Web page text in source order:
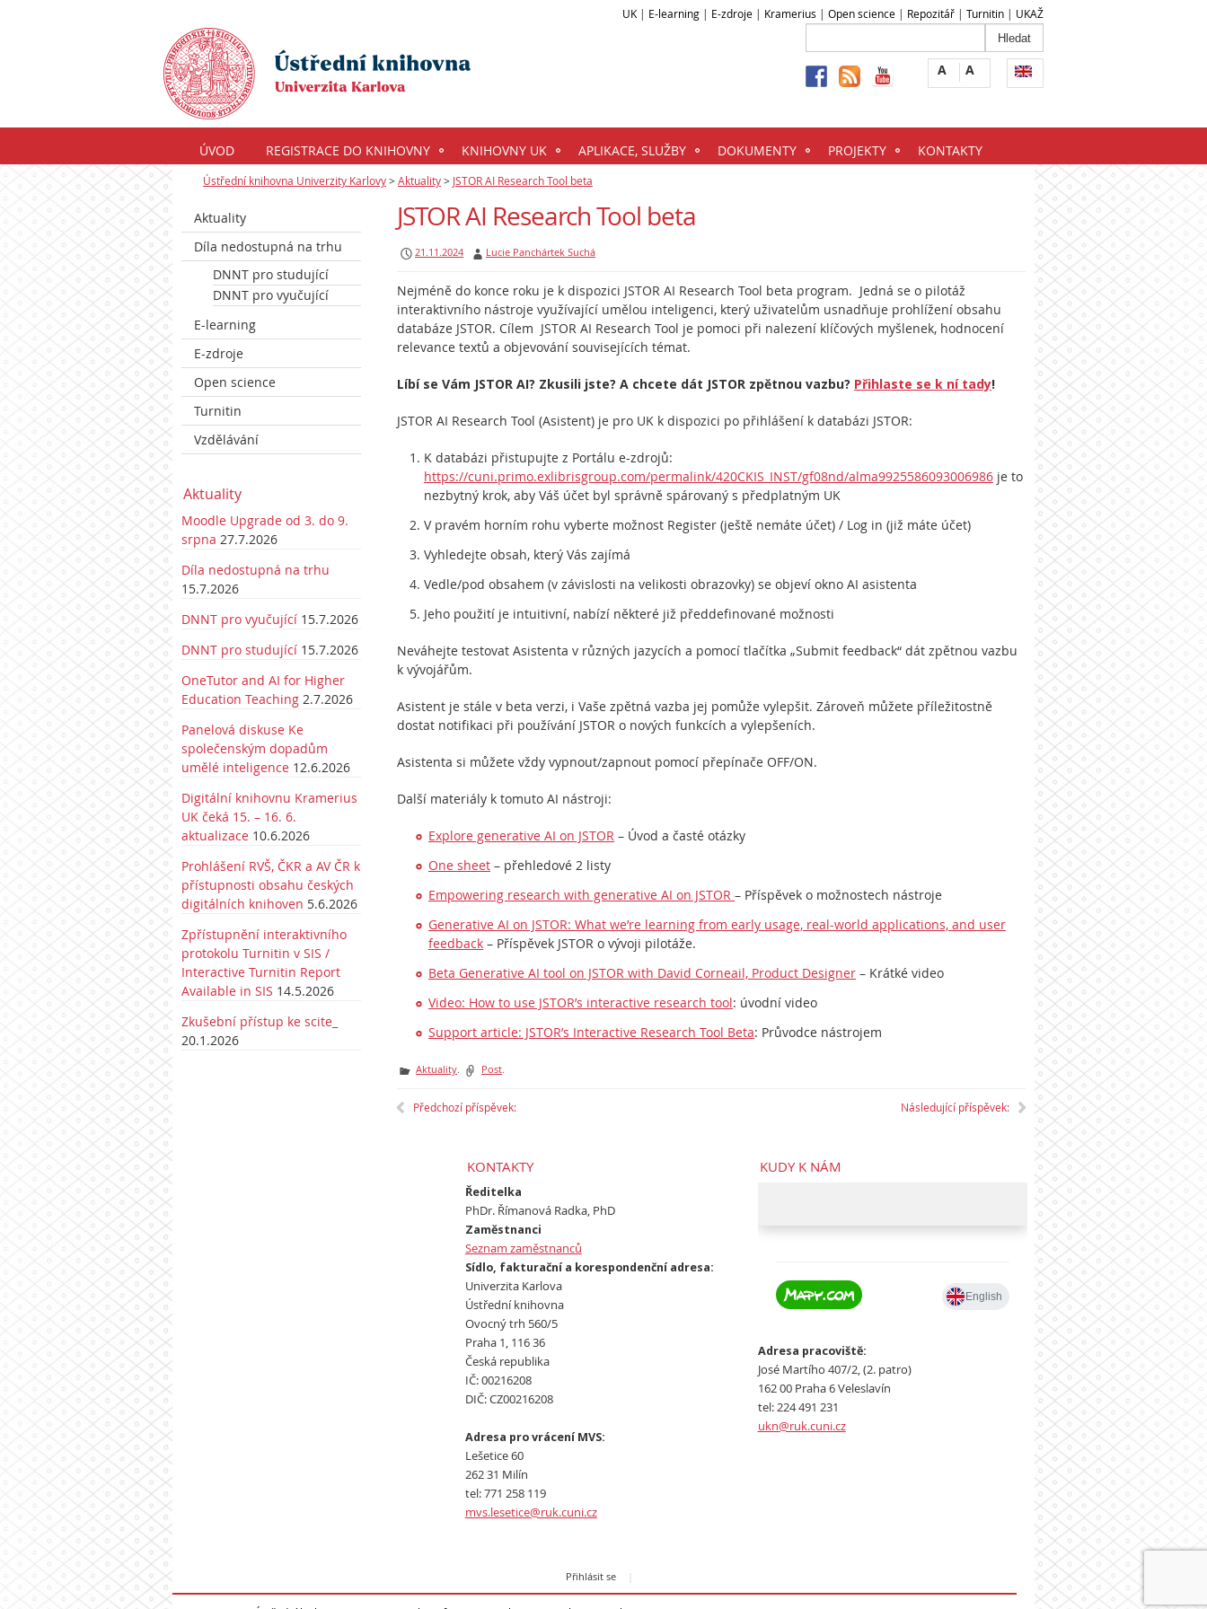
UK | E-learning | E-zdroje | Kramerius | Open science | Repozitář | Turnitin | UKAŽ
A A
ÚVOD REGISTRACE DO KNIHOVNY KNIHOVNY UK APLIKACE, SLUŽBY DOKUMENTY PROJEKTY KONTAKTY
Ústřední knihovna Univerzity Karlovy>Aktuality> JSTOR AI Research Tool beta
JSTOR AI Research Tool beta
21.11.2024 Lucie Panchártek Suchá
Nejméně do konce roku je k dispozici JSTOR AI Research Tool beta program. Jedná se o pilotáž
interaktivního nástroje využívající umělou inteligenci, který uživatelům usnadňuje prohlížení obsahu
databáze JSTOR. Cílem JSTOR AI Research Tool je pomoci při nalezení klíčových myšlenek, hodnocení
relevance textů a objevování souvisejících témat.
Líbí se Vám JSTOR AI? Zkusili jste? A chcete dát JSTOR zpětnou vazbu? Přihlaste se k ní tady!
JSTOR AI Research Tool (Asistent) je pro UK k dispozici po přihlášení k databázi JSTOR:
K databázi přistupujte z Portálu e-zdrojů:
https://cuni.primo.exlibrisgroup.com/permalink/420CKIS_INST/gf08nd/alma9925586093006986 je to
nezbytný krok, aby Váš účet byl správně spárovaný s předplatným UK
V pravém horním rohu vyberte možnost Register (ještě nemáte účet) / Log in (již máte účet)
Vyhledejte obsah, který Vás zajímá
Vedle/pod obsahem (v závislosti na velikosti obrazovky) se objeví okno AI asistenta
Jeho použití je intuitivní, nabízí některé již předdefinované možnosti
Neváhejte testovat Asistenta v různých jazycích a pomocí tlačítka „Submit feedback“ dát zpětnou vazbu
k vývojářům.
Asistent je stále v beta verzi, i Vaše zpětná vazba jej pomůže vylepšit. Zároveň můžete příležitostně
dostat notifikaci při používání JSTOR o nových funkcích a vylepšeních.
Asistenta si můžete vždy vypnout/zapnout pomocí přepínače OFF/ON.
Další materiály k tomuto AI nástroji:
Explore generative AI on JSTOR – Úvod a časté otázky
One sheet – přehledové 2 listy
Empowering research with generative AI on JSTOR – Příspěvek o možnostech nástroje
Generative AI on JSTOR: What we’re learning from early usage, real-world applications, and user
feedback – Příspěvek JSTOR o vývoji pilotáže.
Beta Generative AI tool on JSTOR with David Corneail, Product Designer – Krátké video
Video: How to use JSTOR’s interactive research tool: úvodní video
Support article: JSTOR’s Interactive Research Tool Beta: Průvodce nástrojem
Aktuality. Post.
Předchozí příspěvek: Následující příspěvek:
Aktuality
Díla nedostupná na trhu
DNNT pro studující
DNNT pro vyučující
E-learning
E-zdroje
Open science
Turnitin
Vzdělávání
Aktuality
Moodle Upgrade od 3. do 9.
srpna 27.7.2026
Díla nedostupná na trhu
15.7.2026
DNNT pro vyučující 15.7.2026
DNNT pro studující 15.7.2026
OneTutor and AI for Higher
Education Teaching 2.7.2026
Panelová diskuse Ke
společenským dopadům
umělé inteligence 12.6.2026
Digitální knihovnu Kramerius
UK čeká 15. – 16. 6.
aktualizace 10.6.2026
Prohlášení RVŠ, ČKR a AV ČR k
přístupnosti obsahu českých
digitálních knihoven 5.6.2026
Zpřístupnění interaktivního
protokolu Turnitin v SIS /
Interactive Turnitin Report
Available in SIS 14.5.2026
Zkušební přístup ke scite_
20.1.2026
KONTAKTY
Ředitelka
PhDr. Římanová Radka, PhD
Zaměstnanci
Seznam zaměstnanců
Sídlo, fakturační a korespondenční adresa:
Univerzita Karlova
Ústřední knihovna
Ovocný trh 560/5
Praha 1, 116 36
Česká republika
IČ: 00216208
DIČ: CZ00216208
Adresa pro vrácení MVS:
Lešetice 60
262 31 Milín
tel: 771 258 119
mvs.lesetice@ruk.cuni.cz
KUDY K NÁM
Adresa pracoviště:
José Martího 407/2, (2. patro)
162 00 Praha 6 Veleslavín
tel: 224 491 231
ukn@ruk.cuni.cz
Přihlásit se